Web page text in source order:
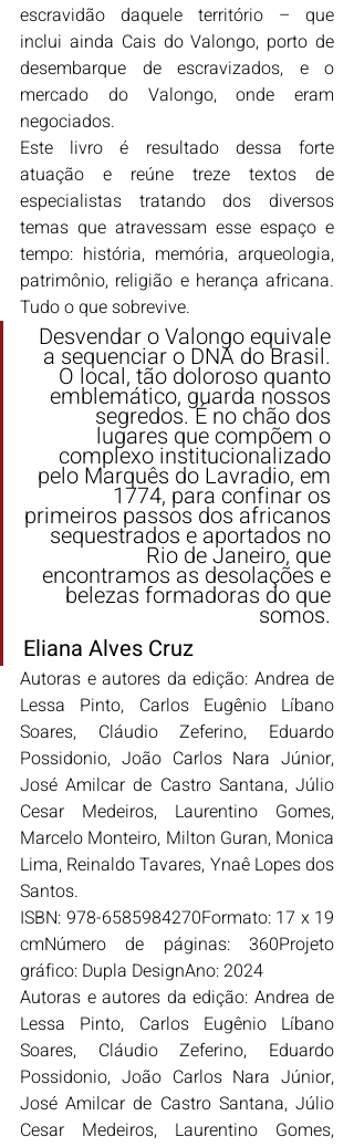
escravidão daquele território – que
inclui ainda Cais do Valongo, porto de
desembarque de escravizados, e o
mercado do Valongo, onde eram
negociados.
Este livro é resultado dessa forte
atuação e reúne treze textos de
especialistas tratando dos diversos
temas que atravessam esse espaço e
tempo: história, memória, arqueologia,
patrimônio, religião e herança africana.
Tudo o que sobrevive.
Desvendar o Valongo equivale
a sequenciar o DNA do Brasil.
O local, tão doloroso quanto
emblemático, guarda nossos
segredos. É no chão dos
lugares que compõem o
complexo institucionalizado
pelo Marquês do Lavradio, em
1774, para confinar os
primeiros passos dos africanos
sequestrados e aportados no
Rio de Janeiro, que
encontramos as desolações e
belezas formadoras do que
somos.
Eliana Alves Cruz
Autoras e autores da edição: Andrea de
Lessa Pinto, Carlos Eugênio Líbano
Soares, Cláudio Zeferino, Eduardo
Possidonio, João Carlos Nara Júnior,
José Amilcar de Castro Santana, Júlio
Cesar Medeiros, Laurentino Gomes,
Marcelo Monteiro, Milton Guran, Monica
Lima, Reinaldo Tavares, Ynaê Lopes dos
Santos.
ISBN: 978-6585984270Formato: 17 x 19
cmNúmero de páginas: 360Projeto
gráfico: Dupla DesignAno: 2024
Autoras e autores da edição: Andrea de
Lessa Pinto, Carlos Eugênio Líbano
Soares, Cláudio Zeferino, Eduardo
Possidonio, João Carlos Nara Júnior,
José Amilcar de Castro Santana, Júlio
Cesar Medeiros, Laurentino Gomes,